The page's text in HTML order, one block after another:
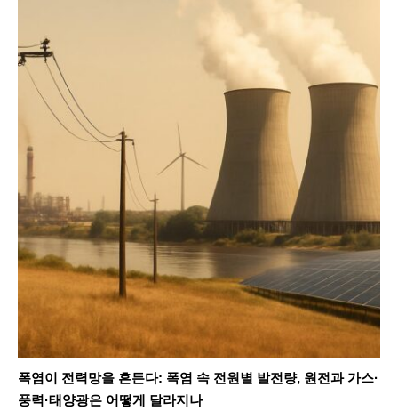
폭염이 전력망을 흔든다: 폭염 속 전원별 발전량, 원전과 가스·
풍력·태양광은 어떻게 달라지나